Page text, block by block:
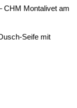
CHM Montalivet am
Seife mit